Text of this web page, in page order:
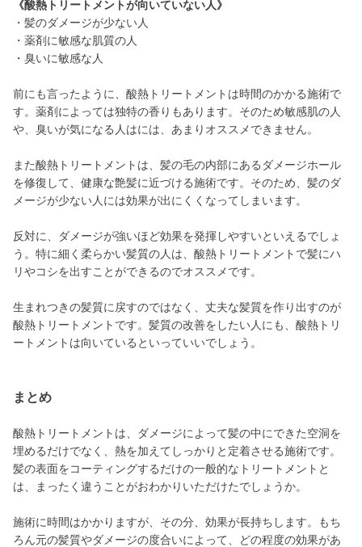
《酸熱トリートメントが向いていない人》
・髪のダメージが少ない人
・薬剤に敏感な肌質の人
・臭いに敏感な人
前にも言ったように、酸熱トリートメントは時間のかかる施術で
す。薬剤によっては独特の香りもあります。そのため敏感肌の人
や、臭いが気になる人はには、あまりオススメできません。
また酸熱トリートメントは、髪の毛の内部にあるダメージホール
を修復して、健康な艶髪に近づける施術です。そのため、髪のダ
メージが少ない人には効果が出にくくなってしまいます。
反対に、ダメージが強いほど効果を発揮しやすいといえるでしょ
う。特に細く柔らかい髪質の人は、酸熱トリートメントで髪にハ
リやコシを出すことができるのでオススメです。
生まれつきの髪質に戻すのではなく、丈夫な髪質を作り出すのが
酸熱トリートメントです。髪質の改善をしたい人にも、酸熱トリ
ートメントは向いているといっていいでしょう。
まとめ
酸熱トリートメントは、ダメージによって髪の中にできた空洞を
埋めるだけでなく、熱を加えてしっかりと定着させる施術です。
髪の表面をコーティングするだけの一般的なトリートメントと
は、まったく違うことがおわかりいただけたでしょうか。
施術に時間はかかりますが、その分、効果が長持ちします。もち
ろん元の髪質やダメージの度合いによって、どの程度の効果があ